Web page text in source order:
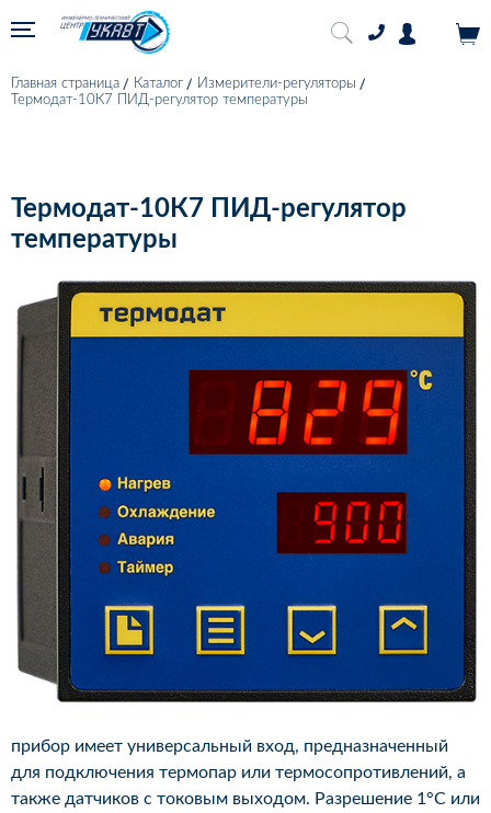
Главная страница Каталог
Измерители-регуляторы
Термодат-10К7 ПИД-регулятор температуры
Термодат-10К7 ПИД-регулятор
температуры
прибор имеет универсальный вход, предназначенный
для подключения термопар или термосопротивлений, а
также датчиков с токовым выходом. Разрешение 1°С или